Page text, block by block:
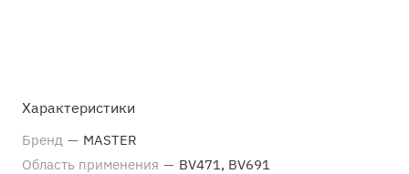
Характеристики
Бренд — MASTER
Область применения — BV471, BV691